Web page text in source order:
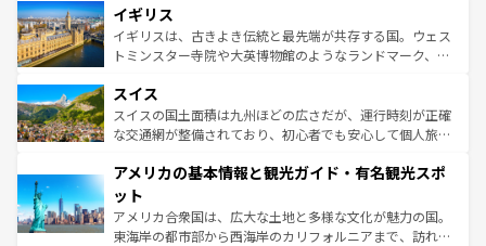
香り高いラベンダー畑など、多彩な楽しみ方が可能だ。さ
らに、パリ以外の地域にも魅力が溢れており、どの街角に
も豊かな歴史と文化が息づいている。パリ以外の個性あふ
を参照してほしい。
顔を持つこの国は、どこを歩いても飽きることがない。ベ
ルリンの文化的活気、バイエルン州のアルプスの絶景、そ
してライン川沿いのワイン畑といった風景は必見。ビール
は、お酒好きな人にはぜひ体験してほしい。 なお、新着の
ドイツ情報はコンテンツ一覧を参照してほしい。
イギリス
イギリスは、古きよき伝統と最先端が共存する国。ウェス
トミンスター寺院や大英博物館のようなランドマーク、歴
リアごとに異なる魅力がある。また、優雅なアフタヌーン
ティー、ビール好きにはたまらない英国パブ、サッカー観
戦など、本場だからこそできる体験も豊富。イギリスを旅
ンツ一覧を参照してほしい。
スイス
スイスの国土面積は九州ほどの広さだが、運行時刻が正確
な交通網が整備されており、初心者でも安心して個人旅行
の建物がそのまま残る町や、スイスならではのユニークな
博物館もあり、アルプス観光だけでなく町歩きも満喫する
ことができる。国民の所得が高いため物価も高いが、旅行
者向けの交通パス提供のサービスもあり、うまく活用すれ
アメリカの基本情報と観光ガイド・有名観光スポ
ット
アメリカ合衆国は、広大な土地と多様な文化が魅力の国。
東海岸の都市部から西海岸のカリフォルニアまで、訪れる